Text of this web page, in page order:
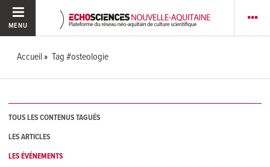
MENU
Accueil Tag #osteologie
TOUS LES CONTENUS TAGUÉS
LES ARTICLES
LES ÉVÉNEMENTS